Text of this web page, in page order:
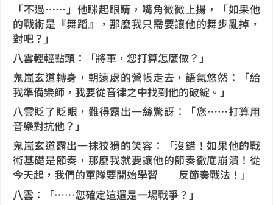
「不過……」他眯起眼睛，嘴角微微上揚，「如果他
的戰術是『舞蹈』，那麼我只需要讓他的舞步亂掉，
對吧？」
八雲輕輕點頭：「將軍，您打算怎麼做？」
鬼嵐玄道轉身，朝遠處的營帳走去，語氣悠然：「給
我準備樂師，我要從音律之中找到他的破綻。」
八雲眨了眨眼，難得露出一絲驚訝：「您……打算用
音樂對抗他？」
鬼嵐玄道露出一抹狡猾的笑容：「沒錯！如果他的戰
術基礎是節奏，那麼我就要讓他的節奏徹底崩潰！從
今天起，我們的軍隊要開始學習——反節奏戰法！」
八雲：「……您確定這還是一場戰爭？」